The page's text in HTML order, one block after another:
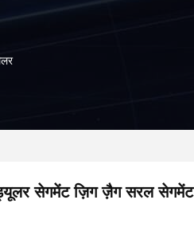
सेगमेंट ज़िग ज़ैग सरल सेगमेंट